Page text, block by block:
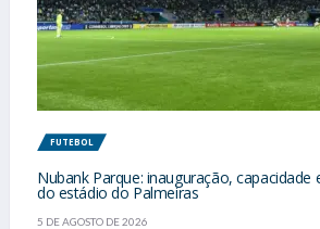
FUTEBOL
Nubank Parque: inauguração, capacidade
do estádio do Palmeiras
5 DE AGOSTO DE 2026